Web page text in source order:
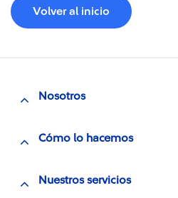
Volver al inicio
Nosotros
Cómo lo hacemos
Nuestros servicios